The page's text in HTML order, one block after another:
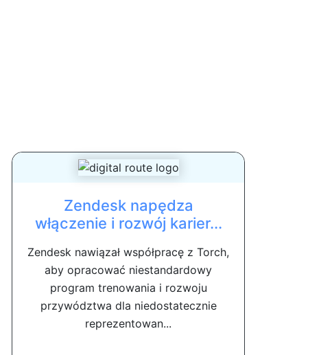
Zendesk napędza
włączenie i rozwój karier...
Zendesk nawiązał współpracę z Torch,
aby opracować niestandardowy
program trenowania i rozwoju
przywództwa dla niedostatecznie
reprezentowan...